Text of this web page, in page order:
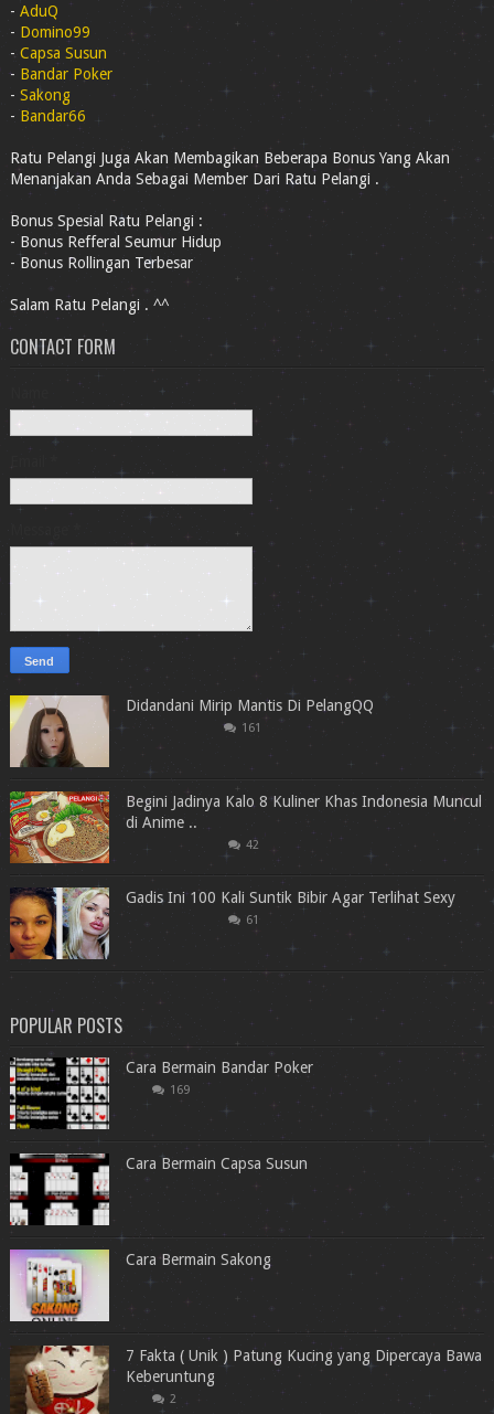
- AduQ
- Domino99
- Capsa Susun
- Bandar Poker
- Sakong
- Bandar66
Ratu Pelangi Juga Akan Membagikan Beberapa Bonus Yang Akan
Menanjakan Anda Sebagai Member Dari Ratu Pelangi .
Bonus Spesial Ratu Pelangi :
- Bonus Refferal Seumur Hidup
- Bonus Rollingan Terbesar
Salam Ratu Pelangi . ^^
CONTACT FORM
Didandani Mirip Mantis Di PelangQQ
161
Begini Jadinya Kalo 8 Kuliner Khas Indonesia Muncul
di Anime ..
42
Gadis Ini 100 Kali Suntik Bibir Agar Terlihat Sexy
61
POPULAR POSTS
Cara Bermain Bandar Poker
169
Cara Bermain Capsa Susun
Cara Bermain Sakong
7 Fakta ( Unik ) Patung Kucing yang Dipercaya Bawa
Keberuntung
2